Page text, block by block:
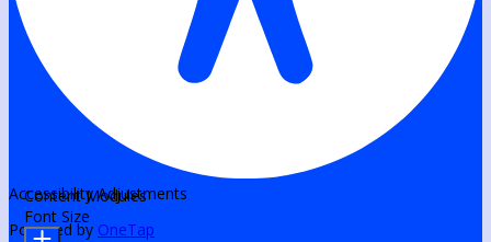
Accessibility Adjustments
Powered by OneTap
Content Modules
Font Size